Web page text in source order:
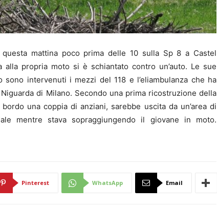
questa mattina poco prima delle 10 sulla Sp 8 a Castel
propria moto si è schiantato contro un’auto. Le sue
intervenuti i mezzi del 118 e l’eliambulanza che ha
di Milano. Secondo una prima ricostruzione della
una coppia di anziani, sarebbe uscita da un’area di
mentre stava sopraggiungendo il giovane in moto.
Pinterest WhatsApp Email